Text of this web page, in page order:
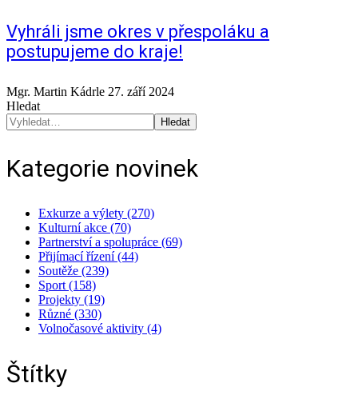
Vyhráli jsme okres v přespoláku a
postupujeme do kraje!
Mgr. Martin Kádrle 27. září 2024
Hledat
Hledat
Kategorie novinek
Exkurze a výlety (270)
Kulturní akce (70)
Partnerství a spolupráce (69)
Přijímací řízení (44)
Soutěže (239)
Sport (158)
Projekty (19)
Různé (330)
Volnočasové aktivity (4)
Štítky